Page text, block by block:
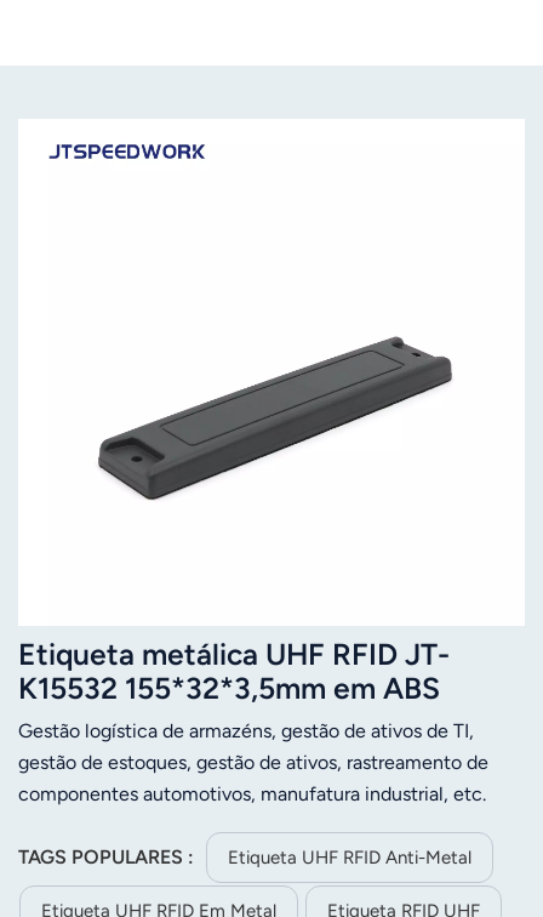
Etiqueta metálica UHF RFID JT-
K15532 155*32*3,5mm em ABS
Gestão logística de armazéns, gestão de ativos de TI,
gestão de estoques, gestão de ativos, rastreamento de
componentes automotivos, manufatura industrial, etc.
TAGS POPULARES : Etiqueta UHF RFID Anti-Metal
Etiqueta UHF RFID Em Metal Etiqueta RFID UHF